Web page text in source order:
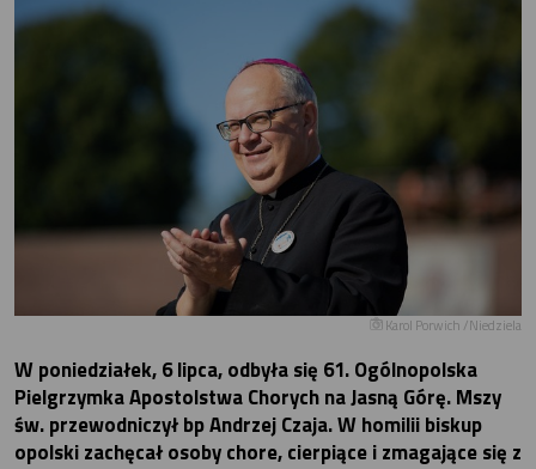
Karol Porwich /Niedziela
W poniedziałek, 6 lipca, odbyła się 61. Ogólnopolska
Pielgrzymka Apostolstwa Chorych na Jasną Górę. Mszy
św. przewodniczył bp Andrzej Czaja. W homilii biskup
opolski zachęcał osoby chore, cierpiące i zmagające się z